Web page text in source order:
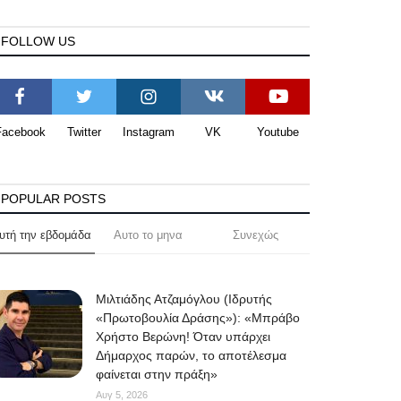
FOLLOW US
Twitter Instagram VK Youtube
POPULAR POSTS
την εβδομάδα Αυτο το μηνα Συνεχώς
Μιλτιάδης Ατζαμόγλου (Ιδρυτής
«Πρωτοβουλία Δράσης»): «Μπράβο
Χρήστο Βερώνη! Όταν υπάρχει
Δήμαρχος παρών, το αποτέλεσμα
φαίνεται στην πράξη»
Αυγ 5, 2026